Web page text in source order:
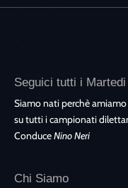
Seguici tutti i
Siamo nati perchè
su tutti i campionati
ConduceNino Neri
Chi Siamo